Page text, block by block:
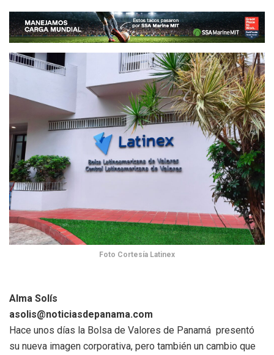
Foto Cortesía Latinex
Alma Solís
asolis@noticiasdepanama.com
Hace unos días la Bolsa de Valores de Panamá presentó
su nueva imagen corporativa, pero también un cambio que